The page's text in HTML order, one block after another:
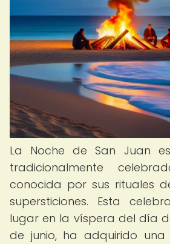
La Noche de San Juan
tradicionalmente
conocida por sus rituales
supersticiones. Esta
lugar en la víspera del día
de junio, ha adquirido una